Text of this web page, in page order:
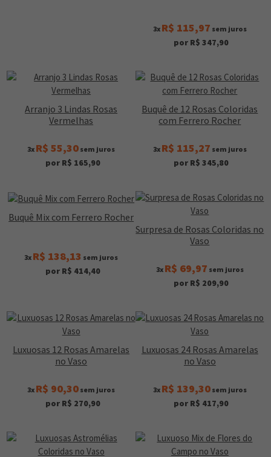
3x R$ 115,97 sem juros
por R$ 347,90
Arranjo 3 Lindas Rosas
Vermelhas
3x R$ 55,30 sem juros
por R$ 165,90
Buquê de 12 Rosas Coloridas
com Ferrero Rocher
3x R$ 115,27 sem juros
por R$ 345,80
Buquê Mix com Ferrero Rocher
3x R$ 138,13 sem juros
por R$ 414,40
Surpresa de Rosas Coloridas no
Vaso
3x R$ 69,97 sem juros
por R$ 209,90
Luxuosas 12 Rosas Amarelas
no Vaso
3x R$ 90,30 sem juros
por R$ 270,90
Luxuosas 24 Rosas Amarelas
no Vaso
3x R$ 139,30sem juros
por R$ 417,90